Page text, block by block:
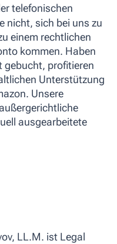
telefonischen
nicht, sich bei uns zu
einem rechtlichen
kommen. Haben
gebucht, profitieren
Unterstützung
Unsere
ausgearbeitete
LL.M. ist Legal